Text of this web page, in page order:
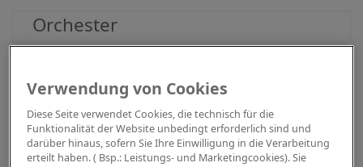
Orchester
Verwendung von Cookies
Diese Seite verwendet Cookies, die technisch für die
Funktionalität der Website unbedingt erforderlich sind und
darüber hinaus, sofern Sie Ihre Einwilligung in die Verarbeitung
erteilt haben. ( Bsp.: Leistungs- und Marketingcookies). Sie